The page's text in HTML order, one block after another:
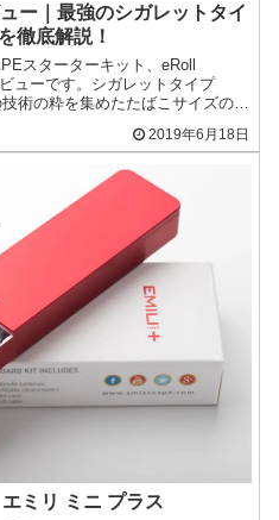
ー｜最強のシガレットタイ
徹底解説！
スターターキット、eRoll
ューです。シガレットタイプ
術の粋を集めたたばこサイズの
2019年6月18日
ミリ ミニ プラス